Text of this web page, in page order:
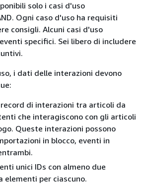
solo i casi d'uso
Ogni caso d'uso ha requisiti
consigli. Alcuni casi d'uso
specifici. Sei libero di includere
i dati delle interazioni devono
di interazioni tra articoli da
che interagiscono con gli articoli
Queste interazioni possono
in blocco, eventi in
unici IDs con almeno due
elementi per ciascuno.